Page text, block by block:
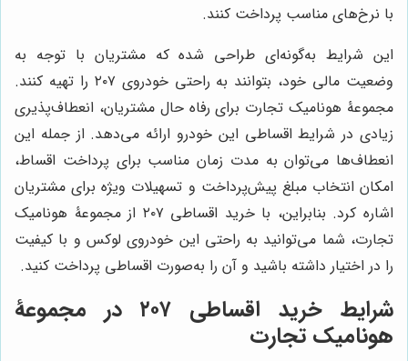
با نرخ‌های مناسب پرداخت کنند.
این شرایط به‌گونه‌ای طراحی شده که مشتریان با توجه به
وضعیت مالی خود، بتوانند به راحتی خودروی ۲۰۷ را تهیه کنند.
مجموعۀ هونامیک تجارت برای رفاه حال مشتریان، انعطاف‌پذیری
زیادی در شرایط اقساطی این خودرو ارائه می‌دهد. از جمله این
انعطاف‌ها می‌توان به مدت زمان مناسب برای پرداخت اقساط،
امکان انتخاب مبلغ پیش‌پرداخت و تسهیلات ویژه برای مشتریان
اشاره کرد. بنابراین، با خرید اقساطی ۲۰۷ از مجموعۀ هونامیک
تجارت، شما می‌توانید به راحتی این خودروی لوکس و با کیفیت
را در اختیار داشته باشید و آن را به‌صورت اقساطی پرداخت کنید.
شرایط خرید اقساطی ۲۰۷ در مجموعۀ
هونامیک تجارت